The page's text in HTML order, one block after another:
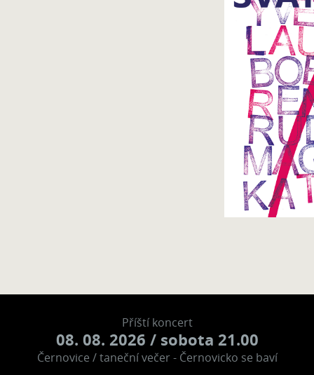
Příští koncert
08. 08. 2026 / sobota 21.00
Černovice / taneční večer - Černovicko se baví